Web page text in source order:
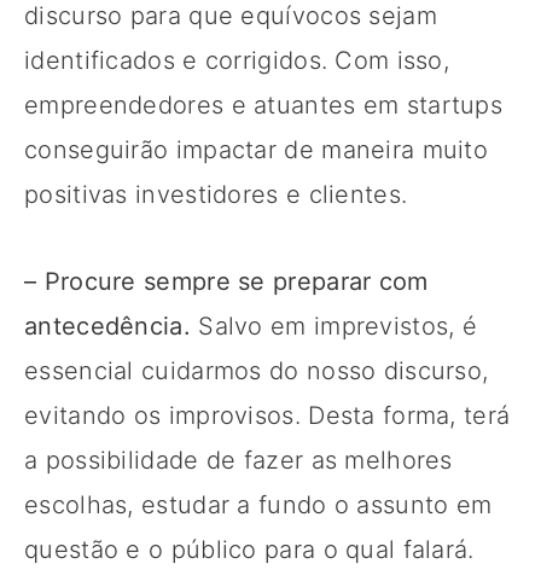
discurso para que equívocos sejam
identificados e corrigidos. Com isso,
empreendedores e atuantes em startups
conseguirão impactar de maneira muito
positivas investidores e clientes.
– Procure sempre se preparar com
antecedência. Salvo em imprevistos, é
essencial cuidarmos do nosso discurso,
evitando os improvisos. Desta forma, terá
a possibilidade de fazer as melhores
escolhas, estudar a fundo o assunto em
questão e o público para o qual falará.